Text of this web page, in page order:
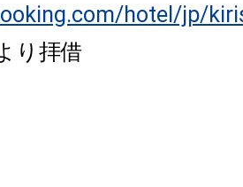
hotel/jp/
り拝借